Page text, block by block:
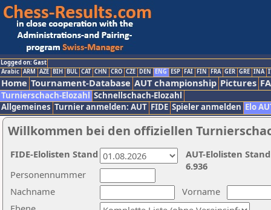
Logged on: Gast
Arabic ARM AZE BIH BUL CAT CHN CRO CZE DEN ENG ESP FAI FIN FRA GER GRE INA
Home Tournament-Database AUT championship Pictures
Turnierschach-Elozahl Schnellschach-Elozahl
Allgemeines Turnier anmelden: AUT FIDE Spieler anmelden Elo
Willkommen bei den offiziellen
Nachname
Vorname
Personennummer
AUT-Elolisten
6.936
FIDE-Elolisten Stand